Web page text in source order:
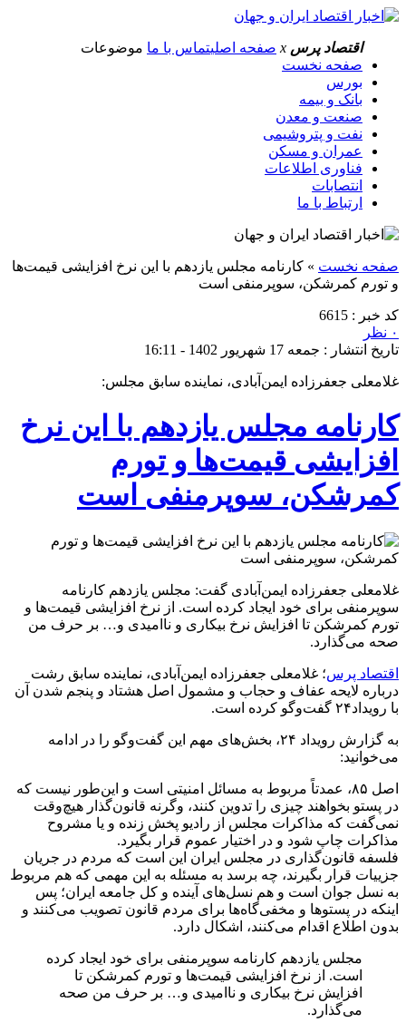
اقتصاد پرس x صفحه اصلیتماس با ما موضوعات
صفحه نخست
بورس
بانک و بیمه
صنعت و معدن
نفت و پتروشیمی
عمران و مسکن
فناوری اطلاعات
انتصابات
ارتباط با ما
صفحه نخست » کارنامه مجلس یازدهم با این نرخ افزایشی قیمت‌ها
و تورم کمرشکن، سوپرمنفی است
کد خبر : 6615
۰ نظر
تاریخ انتشار : جمعه 17 شهریور 1402 - 16:11
غلامعلی جعفرزاده ایمن‌آبادی، نماینده سابق مجلس:
کارنامه مجلس یازدهم با این نرخ
افزایشی قیمت‌ها و تورم
کمرشکن، سوپرمنفی است
غلامعلی جعفرزاده ایمن‌آبادی گفت: مجلس یازدهم کارنامه
سوپرمنفی برای خود ایجاد کرده است. از نرخ افزایشی قیمت‌ها و
تورم کمرشکن تا افزایش نرخ بیکاری و ناامیدی و… بر حرف من
صحه می‌گذارد.
اقتصاد پرس؛ غلامعلی جعفرزاده ایمن‌آبادی، نماینده سابق رشت
درباره لایحه عفاف و حجاب و مشمول اصل هشتاد و پنجم شدن آن
با رویداد۲۴ گفت‌وگو کرده است.
به گزارش رویداد ۲۴، بخش‌های مهم این گفت‌وگو را در ادامه
می‌خوانید:
اصل ۸۵، عمدتاً مربوط به مسائل امنیتی است و این‌طور نیست که
در پستو بخواهند چیزی را تدوین کنند، وگرنه قانون‌گذار هیچ‌وقت
نمی‌گفت که مذاکرات مجلس از رادیو پخش زنده و یا مشروح
مذاکرات چاپ شود و در اختیار عموم قرار بگیرد.
فلسفه قانون‌گذاری در مجلس ایران این است که مردم در جریان
جزییات قرار بگیرند، چه برسد به مسئله به این مهمی که هم مربوط
به نسل جوان است و هم نسل‌های آینده و کل جامعه ایران؛ پس
اینکه در پستوها و مخفی‌گاه‌ها برای مردم قانون تصویب می‌کنند و
بدون اطلاع اقدام می‌کنند، اشکال دارد.
مجلس یازدهم کارنامه سوپرمنفی برای خود ایجاد کرده
است. از نرخ افزایشی قیمت‌ها و تورم کمرشکن تا
افزایش نرخ بیکاری و ناامیدی و… بر حرف من صحه
می‌گذارد.